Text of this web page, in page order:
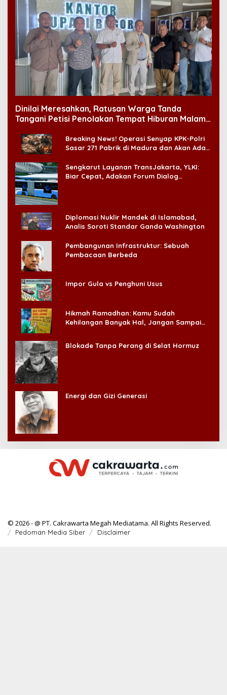
Dinilai Meresahkan, Ratusan Warga Tanda
Tangani Petisi Penolakan Tempat Hiburan Malam
Breaking News! Operasi Senyap KPK-Polri
Sasar 271 Pabrik di Madura dan Akan Ada
Sengkarut Layanan TransJakarta, YLKI:
Biar Cepat, Adakan Forum Dialog
Diplomasi Nuklir Mandek di Islamabad,
Analis Soroti Standar Ganda Washington
Pembangunan Infrastruktur: Sebuah
Pembacaan Berbeda
Impor Gula vs Penghuni Usus
Hikmah Ramadhan: Kamu Sudah
Kehilangan Banyak Hal, Jangan Sampai
Blokade Tanpa Perang di Selat Hormuz
Energi dan Gizi Generasi
© 2026 - @ PT. Cakrawarta Megah Mediatama. All Rights Reserved.
Pedoman Media Siber Disclaimer